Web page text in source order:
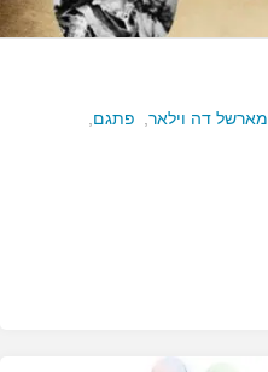
מארשל דה וילאר, פתגם,